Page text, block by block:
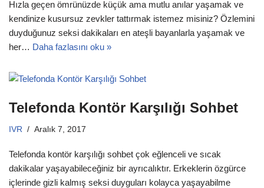
Hızla geçen ömrünüzde küçük ama mutlu anılar yaşamak ve
kendinize kusursuz zevkler tattırmak istemez misiniz? Özlemini
duyduğunuz seksi dakikaları en ateşli bayanlarla yaşamak ve
her… Daha fazlasını oku »
Telefonda Kontör Karşılığı Sohbet
IVR Aralık 7, 2017
Telefonda kontör karşılığı sohbet çok eğlenceli ve sıcak
dakikalar yaşayabileceğiniz bir ayrıcalıktır. Erkeklerin özgürce
içlerinde gizli kalmış seksi duyguları kolayca yaşayabilme